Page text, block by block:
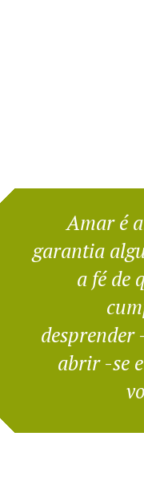
Amar é
garantia
a fé de
desprender
abrir -se